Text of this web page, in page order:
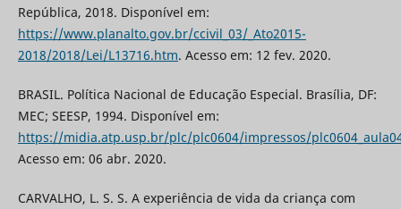
República, 2018. Disponível em:
https://www.planalto.gov.br/ccivil_03/_Ato2015-
2018/2018/Lei/L13716.htm. Acesso em: 12 fev. 2020.
BRASIL. Política Nacional de Educação Especial. Brasília, DF:
MEC; SEESP, 1994. Disponível em:
https://midia.atp.usp.br/plc/plc0604/impressos/
Acesso em: 06 abr. 2020.
CARVALHO, L. S. S. A experiência de vida da criança com